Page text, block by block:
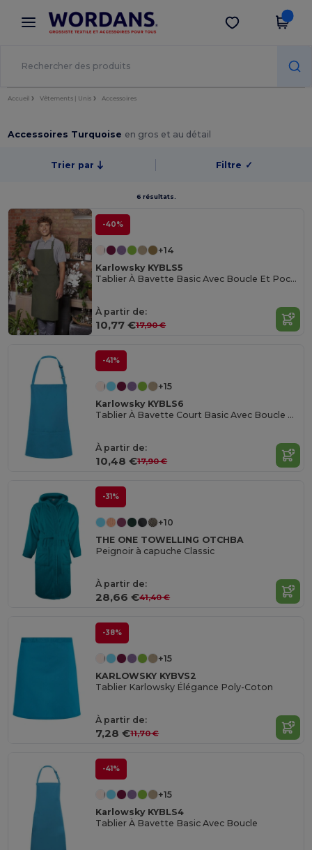
× Appli Wordans
Meilleurs prix sur l’app !
Obtenir l'appli
Accueil Vêtements | Unis Accessoires
Accessoires Turquoise en gros et au détail
Trier par Filtre ✓
6 résultats.
-40%
+14
Karlowsky KYBLS5
Tablier À Bavette Basic Avec Boucle Et Poche
À partir de:
10,77 €17,90 €
-41%
+15
Karlowsky KYBLS6
Tablier À Bavette Court Basic Avec Boucle Et Poche
À partir de:
10,48 €17,90 €
-31%
+10
THE ONE TOWELLING OTCHBA
Peignoir à capuche Classic
À partir de:
28,66 €41,40 €
-38%
+15
KARLOWSKY KYBVS2
Tablier Karlowsky Élégance Poly-Coton
À partir de:
7,28 €11,70 €
-41%
+15
Karlowsky KYBLS4
Tablier À Bavette Basic Avec Boucle